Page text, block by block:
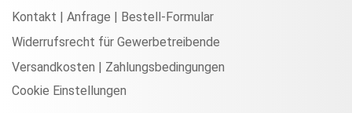
Kontakt | Anfrage | Bestell-Formular
Widerrufsrecht für Gewerbetreibende
Versandkosten | Zahlungsbedingungen
Cookie Einstellungen